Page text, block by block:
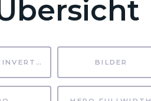
BUTTONS INVERTIERT BILDER